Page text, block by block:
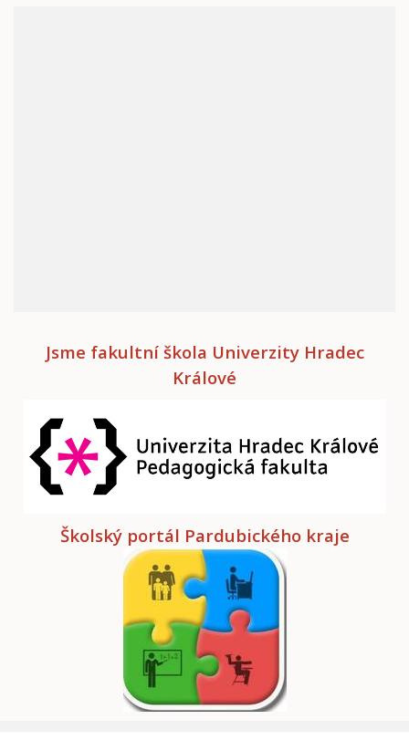
Jsme fakultní škola Univerzity Hradec
Králové
Školský portál Pardubického kraje